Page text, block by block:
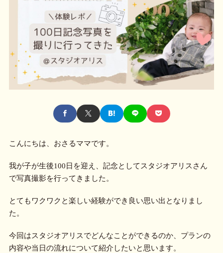
こんにちは、おさるママです。
我が子が生後100日を迎え、記念としてスタジオアリスさん
で写真撮影を行ってきました。
とてもワクワクと楽しい経験ができ良い思い出となりまし
た。
今回はスタジオアリスでどんなことができるのか、プランの
内容や当日の流れについて紹介したいと思います。